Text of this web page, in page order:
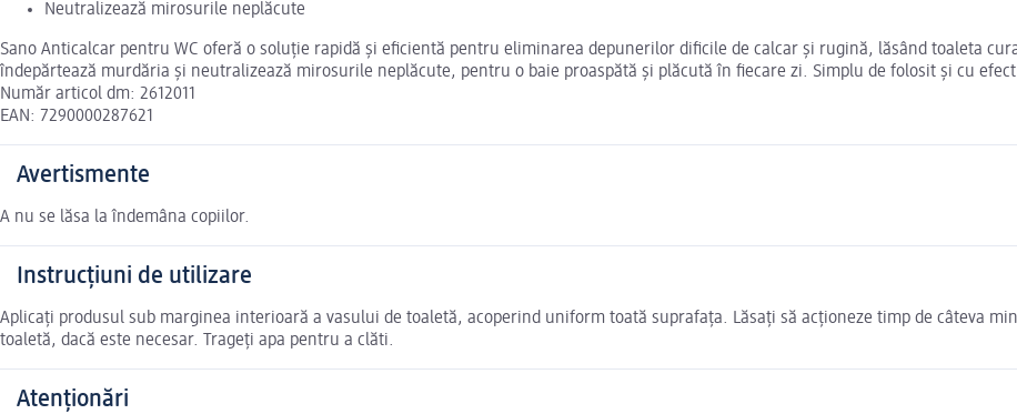
Neutralizează mirosurile neplăcute
Sano Anticalcar pentru WC oferă o soluție rapidă și eficientă pentru eliminarea depunerilor dificile de calcar și rugină, lăsând toaleta
îndepărtează murdăria și neutralizează mirosurile neplăcute, pentru o baie proaspătă și plăcută în fiecare zi. Simplu de folosit și cu
Număr articol dm: 2612011
EAN: 7290000287621
Avertismente
A nu se lăsa la îndemâna copiilor.
Instrucțiuni de utilizare
Aplicați produsul sub marginea interioară a vasului de toaletă, acoperind uniform toată suprafața. Lăsați să acționeze timp de câteva
toaletă, dacă este necesar. Trageți apa pentru a clăti.
Atenționări